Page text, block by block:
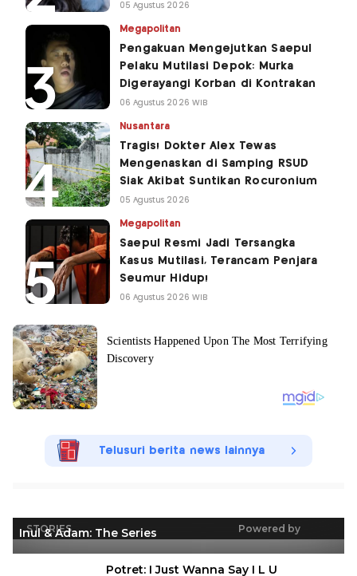
05 Agustus 2026
Megapolitan
Pengakuan Mengejutkan Saepul
Pelaku Mutilasi Depok: Murka
Digerayangi Korban di Kontrakan
06 Agustus 2026 WIB
Nusantara
Tragis! Dokter Alex Tewas
Mengenaskan di Samping RSUD
Siak Akibat Suntikan Rocuronium
05 Agustus 2026
Megapolitan
Saepul Resmi Jadi Tersangka
Kasus Mutilasi, Terancam Penjara
Seumur Hidup!
06 Agustus 2026 WIB
Telusuri berita news lainnya